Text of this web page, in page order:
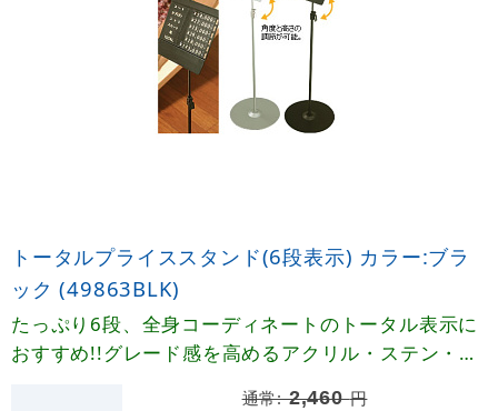
トータルプライススタンド(6段表示) カラー:ブラ
ック (49863BLK)
たっぷり6段、全身コーディネートのトータル表示に
おすすめ!!グレード感を高めるアクリル・ステン・ク
通常:2,460円